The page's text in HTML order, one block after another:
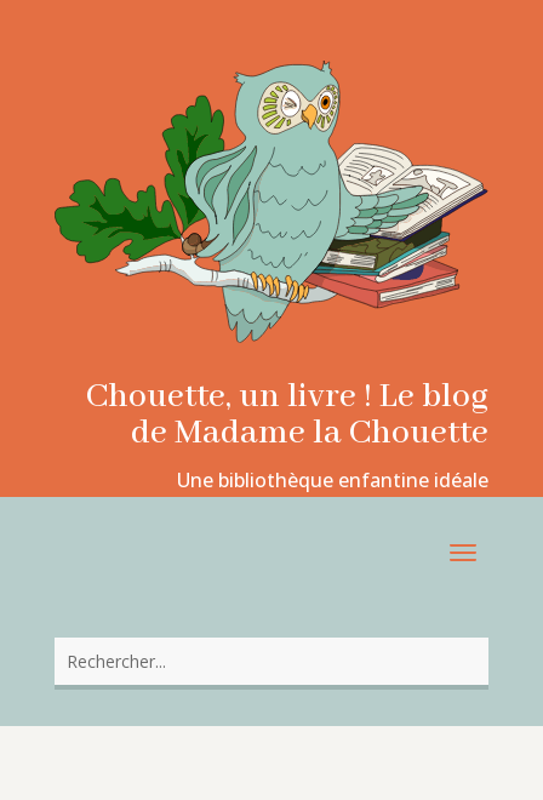
Chouette, un livre ! Le blog
de Madame la Chouette
Une bibliothèque enfantine idéale